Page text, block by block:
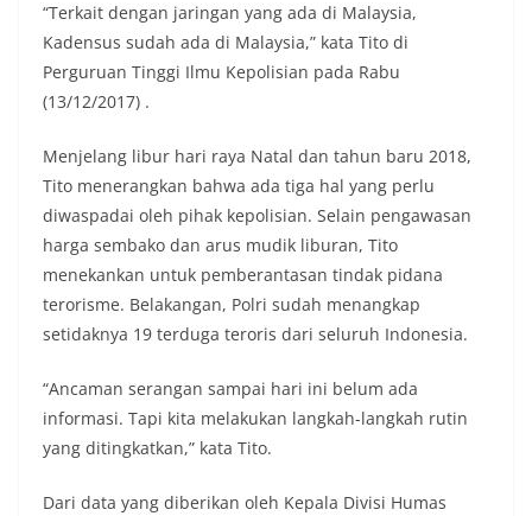
“Terkait dengan jaringan yang ada di Malaysia,
Kadensus sudah ada di Malaysia,” kata Tito di
Perguruan Tinggi Ilmu Kepolisian pada Rabu
(13/12/2017) .
Menjelang libur hari raya Natal dan tahun baru 2018,
Tito menerangkan bahwa ada tiga hal yang perlu
diwaspadai oleh pihak kepolisian. Selain pengawasan
harga sembako dan arus mudik liburan, Tito
menekankan untuk pemberantasan tindak pidana
terorisme. Belakangan, Polri sudah menangkap
setidaknya 19 terduga teroris dari seluruh Indonesia.
“Ancaman serangan sampai hari ini belum ada
informasi. Tapi kita melakukan langkah-langkah rutin
yang ditingkatkan,” kata Tito.
Dari data yang diberikan oleh Kepala Divisi Humas